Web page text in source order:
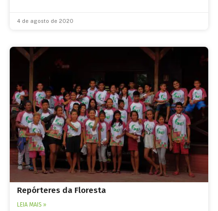
4 de agosto de 2020
Repórteres da Floresta
LEIA MAIS »